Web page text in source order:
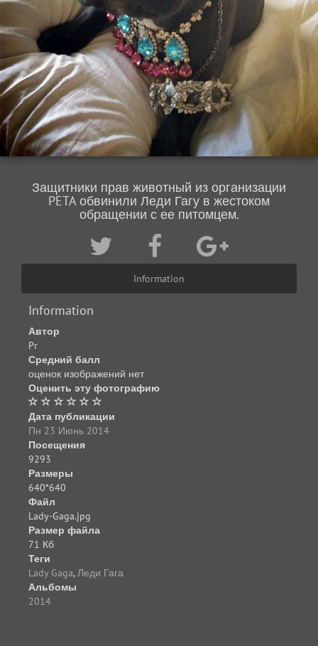
Защитники прав животный из организации
PETA обвинили Леди Гагу в жестоком
обращении с ее питомцем.
Information
Information
Автор
Pr
Средний балл
оценок изображений нет
Оценить эту фотографию
Дата публикации
Пн 23 Июнь 2014
Посещения
9293
Размеры
640*640
Файл
Lady-Gaga.jpg
Размер файла
71 Кб
Теги
Lady Gaga,Леди Гага
Альбомы
2014